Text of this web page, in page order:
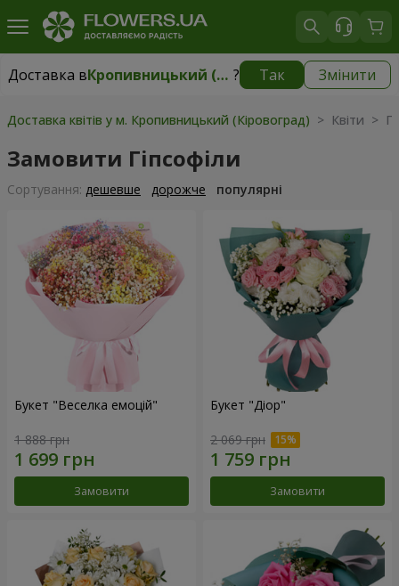
Доставка в Кропивницький (Кіровоград) ? Так Змінити
Доставка вКропивницький (Кіровоград) безкоштовно
Доставка квітів у м. Кропивницький (Кіровоград) > Квіти >
Замовити Гіпсофіли
Сортування: дешевше дорожче популярні
Букет "Веселка емоцій"
1 888 грн
Замовити
Букет "Діор"
2 069 грн
Замовити